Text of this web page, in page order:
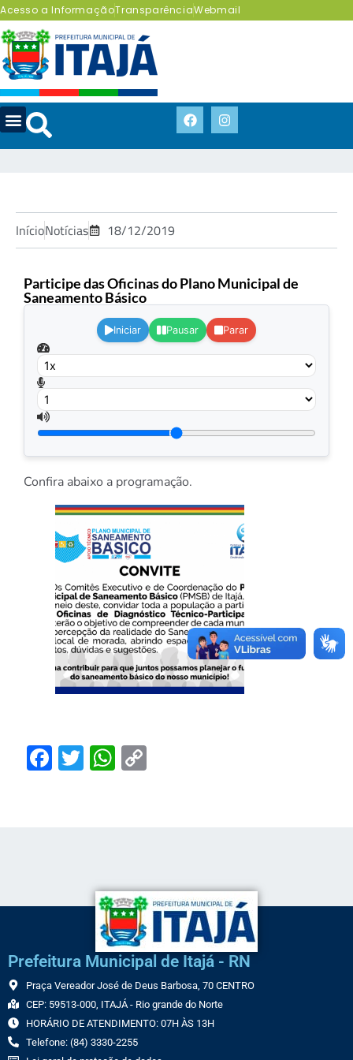
Acesso a InformaçãoTransparênciaWebmail
InícioNotícias 18/12/2019
Participe das Oficinas do Plano Municipal de
Saneamento Básico
Iniciar Pausar Parar
Confira abaixo a programação.
Facebook
TwitterWhatsApp
Prefeitura Municipal de Itajá - RN
Praça Vereador José de Deus Barbosa, 70 CENTRO
CEP: 59513-000, ITAJÁ - Rio grande do Norte
HORÁRIO DE ATENDIMENTO: 07H ÀS 13H
Telefone: (84) 3330-2255